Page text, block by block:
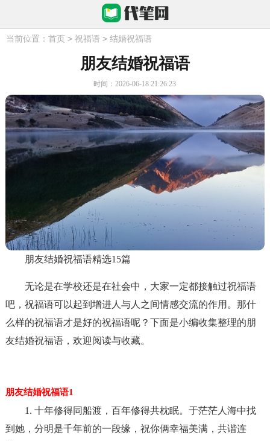
当前位置： 首页 > 祝福语 > 结婚祝福语
朋友结婚祝福语
时间：2026-06-18 21:26:23
朋友结婚祝福语精选15篇
无论是在学校还是在社会中，大家一定都接触过祝福语
吧，祝福语可以起到增进人与人之间情感交流的作用。那什
么样的祝福语才是好的祝福语呢？下面是小编收集整理的朋
友结婚祝福语，欢迎阅读与收藏。
朋友结婚祝福语1
1. 十年修得同船渡，百年修得共枕眠。于茫茫人海中找
到她，分明是千年前的一段缘，祝你俩幸福美满，共谐连